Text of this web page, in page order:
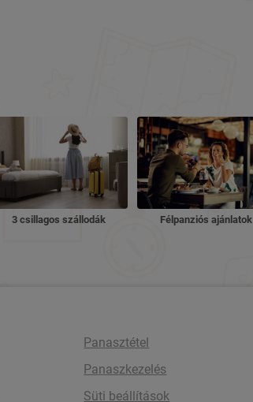
3 csillagos szállodák Félpanziós ajánlatok
Panasztétel
Panaszkezelés
Süti beállítások